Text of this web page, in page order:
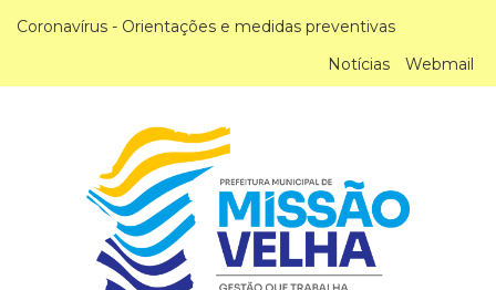
Coronavírus - Orientações e medidas preventivas
Notícias
Webmail